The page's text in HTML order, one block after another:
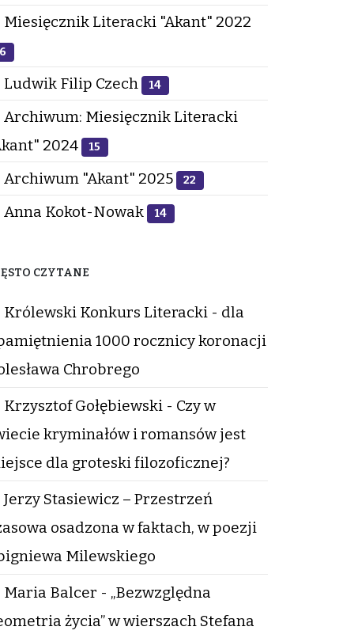
Miesięcznik Literacki "Akant" 2022
Ludwik Filip Czech 14
Archiwum: Miesięcznik Literacki
2024
15
Archiwum "Akant" 2025 22
Anna Kokot-Nowak 14
CZYTANE
Królewski Konkurs Literacki - dla
1000 rocznicy koronacji
Chrobrego
Krzysztof Gołębiewski - Czy w
kryminałów i romansów jest
dla groteski filozoficznej?
Jerzy Stasiewicz – Przestrzeń
osadzona w faktach, w poezji
Milewskiego
Maria Balcer - „Bezwzględna
życia” w wierszach Stefana